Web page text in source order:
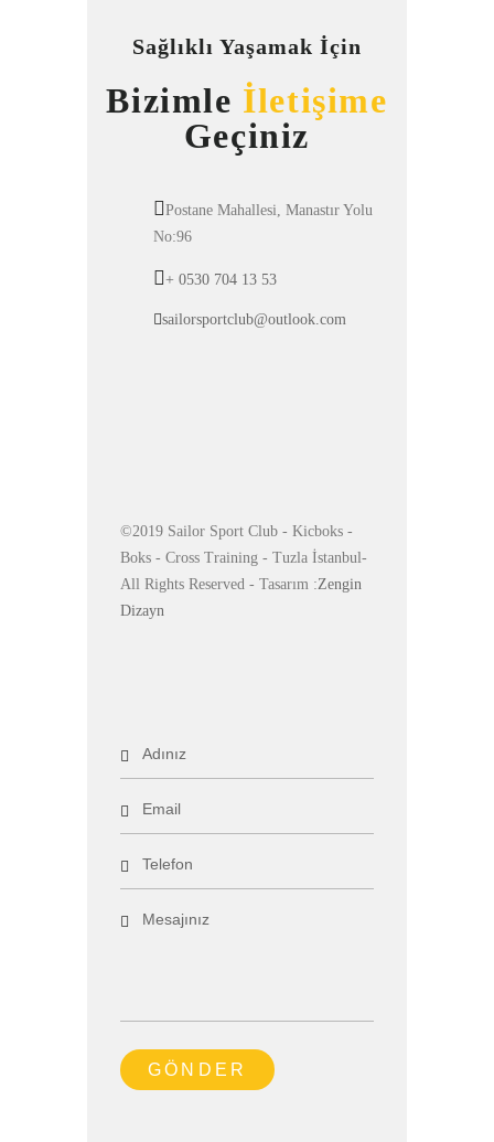
Sağlıklı Yaşamak İçin
Bizimle İletişime
Geçiniz
Postane Mahallesi, Manastır Yolu
No:96
+ 0530 704 13 53
sailorsportclub@outlook.com
©2019 Sailor Sport Club - Kicboks -
Boks - Cross Training - Tuzla İstanbul-
All Rights Reserved - Tasarım :Zengin
Dizayn